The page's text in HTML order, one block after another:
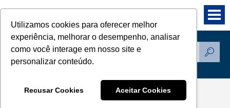
Utilizamos cookies para oferecer melhor
experiência, melhorar o desempenho, analisar
como você interage em nosso site e
personalizar conteúdo.
Recusar Cookies Aceitar Cookies
Produtos
Vestimentas proteção viral